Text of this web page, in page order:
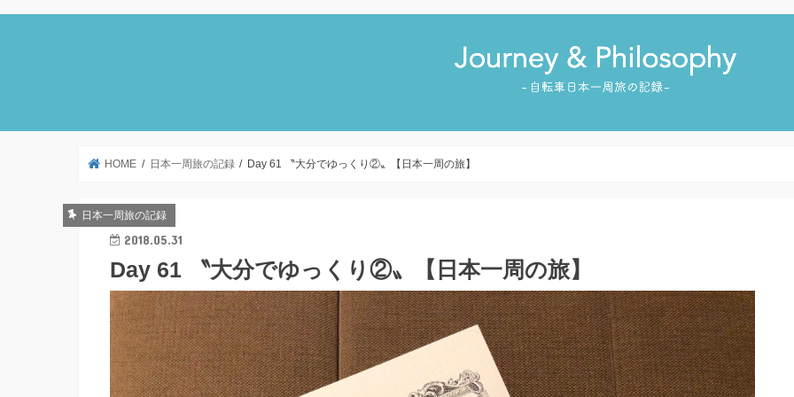
HOME 日本一周旅の記録 Day 61 〝大分でゆっくり②〟【日本一周の旅】
日本一周旅の記録
2018.05.31
Day 61 〝大分でゆっくり②〟【日本一周の旅】